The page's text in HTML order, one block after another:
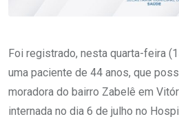
Foi registrado, nesta quarta-feira
uma paciente de 44 anos, que
moradora do bairro Zabelê em
internada no dia 6 de julho no